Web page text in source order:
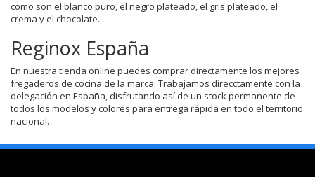
como son el blanco puro, el negro plateado, el gris plateado, el
crema y el chocolate.
Reginox España
En nuestra tienda online puedes comprar directamente los mejores
fregaderos de cocina de la marca. Trabajamos direcctamente con la
delegación en España, disfrutando así de un stock permanente de
todos los modelos y colores para entrega rápida en todo el territorio
nacional.